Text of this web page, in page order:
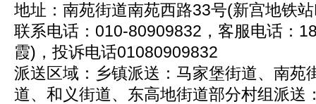
地址：南苑街道南苑西路33号(新宫地铁
联系电话：010-80909832，客服电话：
霞)，投诉电话01080909832
派送区域：乡镇派送：马家堡街道、南苑
道、和义街道、东高地街道部分村组派送